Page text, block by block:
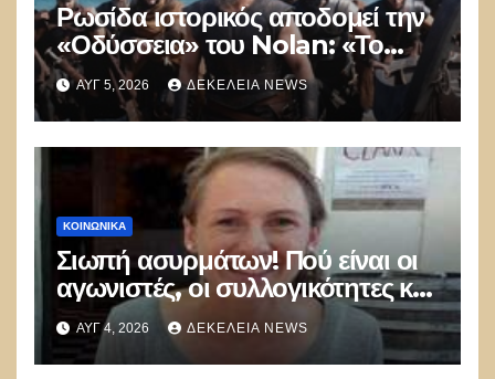
Ρωσίδα ιστορικός αποδομεί την
«Οδύσσεια» του Nolan: «Το
Hollywood δημιουργεί στρεβλή
εικόνα για την Αρχαία Ελλάδα»
ΑΥΓ 5, 2026 ΔΕΚΈΛΕΙΑ NEWS
ΚΟΙΝΩΝΙΚΑ
Σιωπή ασυρμάτων! Πού είναι οι
αγωνιστές, οι συλλογικότητες και
οι φεμινίστριες να κραυγάσουν
για τη νέα γυναικοκτονία;
ΑΥΓ 4, 2026 ΔΕΚΈΛΕΙΑ NEWS